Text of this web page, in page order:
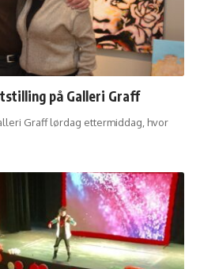
på Galleri Graff
Graff lørdag ettermiddag, hvor